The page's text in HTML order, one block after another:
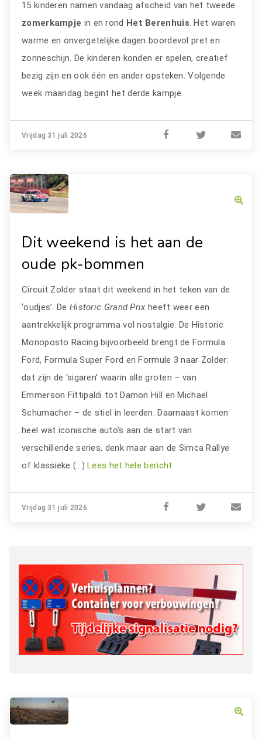
15 kinderen namen vandaag afscheid van het tweede
zomerkampje in en rond Het Berenhuis. Het waren
warme en onvergetelijke dagen boordevol pret en
zonneschijn. De kinderen konden er spelen, creatief
bezig zijn en ook één en ander opsteken. Volgende
week maandag begint het derde kampje.
Vrijdag 31 juli 2026
Dit weekend is het aan de
oude pk-bommen
Circuit Zolder staat dit weekend in het teken van de
‘oudjes’. De Historic Grand Prix heeft weer een
aantrekkelijk programma vol nostalgie. De Historic
Monoposto Racing bijvoorbeeld brengt de Formula
Ford, Formula Super Ford en Formule 3 naar Zolder:
dat zijn de ‘sigaren’ waarin alle groten – van
Emmerson Fittipaldi tot Damon Hill en Michael
Schumacher – de stiel in leerden. Daarnaast komen
heel wat iconische auto’s aan de start van
verschillende series, denk maar aan de Simca Rallye
of klassieke (…) Lees het hele bericht
Vrijdag 31 juli 2026